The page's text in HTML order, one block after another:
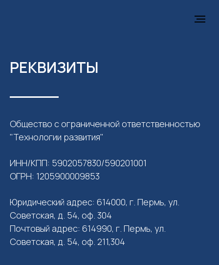
РЕКВИЗИТЫ
Общество с ограниченной ответственностью
"Технологии развития"
ИНН/КПП: 5902057830/590201001
ОГРН: 1205900009853
Юридический адрес: 614000, г. Пермь, ул.
Советская, д. 54, оф. 304
Почтовый адрес: 614990, г. Пермь, ул.
Советская, д. 54, оф. 211,304